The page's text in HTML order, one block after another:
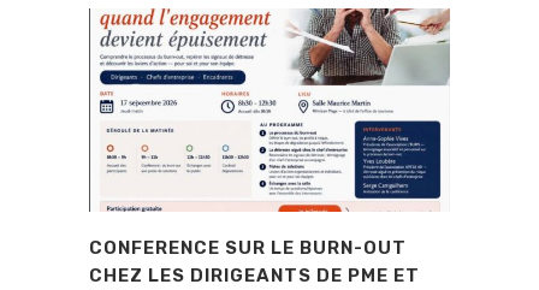
CONFERENCE SUR LE BURN-OUT
CHEZ LES DIRIGEANTS DE PME ET